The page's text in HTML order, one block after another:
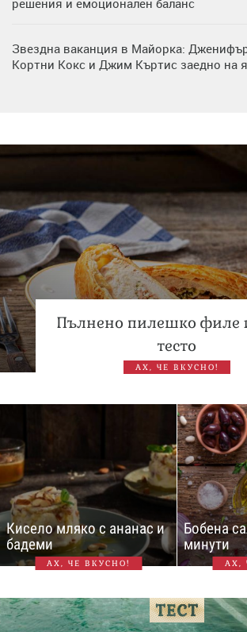
решения и емоционален баланс
Звездна ваканция в Майорка:
Кортни Кокс и Джим Къртис заедно на
Пълнено пилешко филе
тесто
АХ, ЧЕ ВКУСНО!
Кисело мляко с ананас и
бадеми
АХ, ЧЕ ВКУСНО!
Бобена
минути
АХ,